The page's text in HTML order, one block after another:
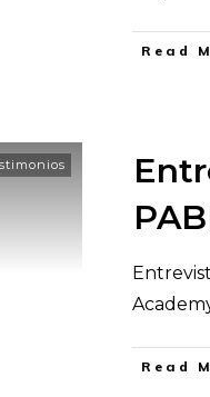
​Read
​Read